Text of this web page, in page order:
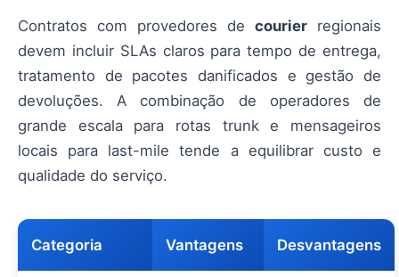
Contratos com provedores de courier regionais
devem incluir SLAs claros para tempo de entrega,
tratamento de pacotes danificados e gestão de
devoluções. A combinação de operadores de
grande escala para rotas trunk e mensageiros
locais para last-mile tende a equilibrar custo e
qualidade do serviço.
Categoria Vantagens Desvantagens